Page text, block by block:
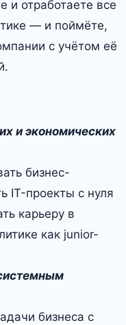
и отработаете все
— и поймёте,
с учётом её
и экономических
бизнес-
IT-проекты с нуля
карьеру в
как junior-
бизнеса с